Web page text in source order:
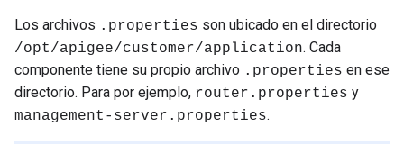
Los archivos .properties son ubicado en el directorio
/opt/apigee/customer/application. Cada
componente tiene su propio archivo .properties en ese
directorio. Para por ejemplo, router.properties y
management-server.properties.